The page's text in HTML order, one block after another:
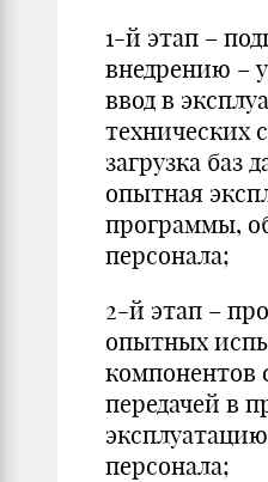
1-й этап –
внедрению –
ввод в
технических
загрузка баз
опытная
программы,
персонала;
2-й этап –
опытных
компонентов
передачей в
персонала;